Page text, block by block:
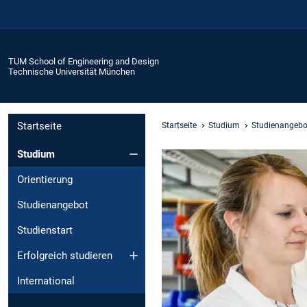
TUM School of Engineering and Design
Technische Universität München
Startseite
Studium
Orientierung
Studienangebot
Studienstart
Erfolgreich studieren
International
Startseite Studium